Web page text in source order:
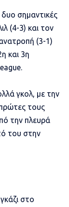
σημαντικές
(4-3) και τον
(3-1)
και 3η
γκολ, με την
τους
την πλευρά
του στην
στο